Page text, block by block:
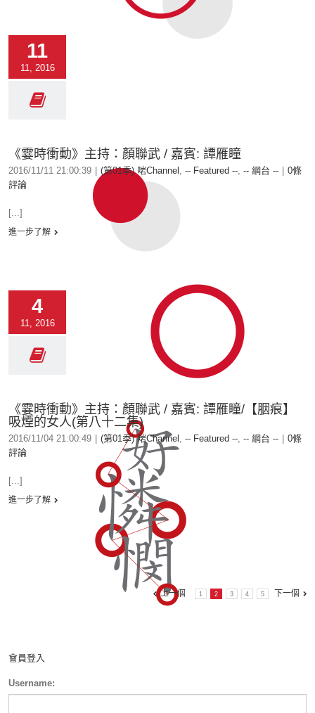
11
11, 2016
《霎時衝動》主持：顏聯武 / 嘉賓: 譚雁瞳
2016/11/11 21:00:39 (第01季) 啱Channel , -- Featured --, -- 網台 --
0條
評論
[...]
進一步了解
4
11, 2016
《霎時衝動》主持：顏聯武 / 嘉賓: 譚雁瞳/【胭痕】
吸煙的女人(第八十二集)
2016/11/04 21:00:49 (第01季) 啱Channel , -- Featured --, -- 網台 --
0條
評論
[...]
進一步了解
上一個 1 2 3 4 5 下一個
會員登入
Username: